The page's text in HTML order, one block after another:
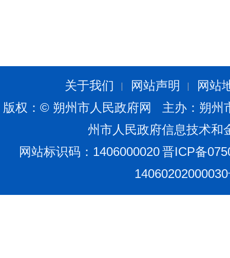
关于我们 网站声明
网站
版权：© 朔州市人民政府网 主办：朔
州市人民政府信息技术和
网站标识码：1406000020晋ICP备